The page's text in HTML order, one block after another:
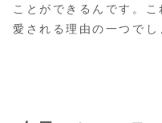
ことができるんです。
愛される理由の一つでし